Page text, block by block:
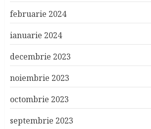
februarie 2024
ianuarie 2024
decembrie 2023
noiembrie 2023
octombrie 2023
septembrie 2023